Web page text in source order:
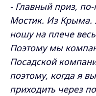
- Главный приз,
Мостик. Из Крыма.
ношу на плече
Поэтому мы
Посадской
поэтому, когда я
приходить через